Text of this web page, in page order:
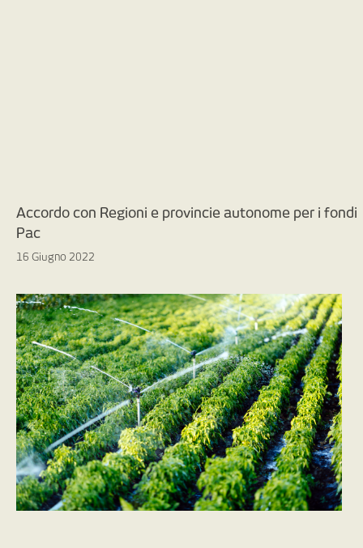
Accordo con Regioni e provincie autonome per i fondi
Pac
16 Giugno 2022